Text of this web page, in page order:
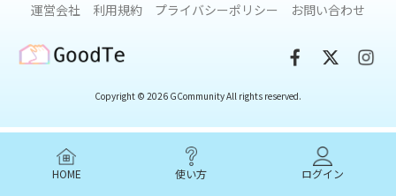
れることが多いです。(クローン病で狭窄がある場合について
す。)
に低脂質、低残渣・食物繊維の食事が推奨されることが多い
です。
HOME 使い方 ログイン
運営会社 利用規約 プライバシーポリシー お問い合わせ
GoodTe
Copyright © 2026 GCommunity All rights reserved.